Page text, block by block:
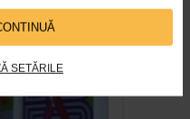
SETĂRILE